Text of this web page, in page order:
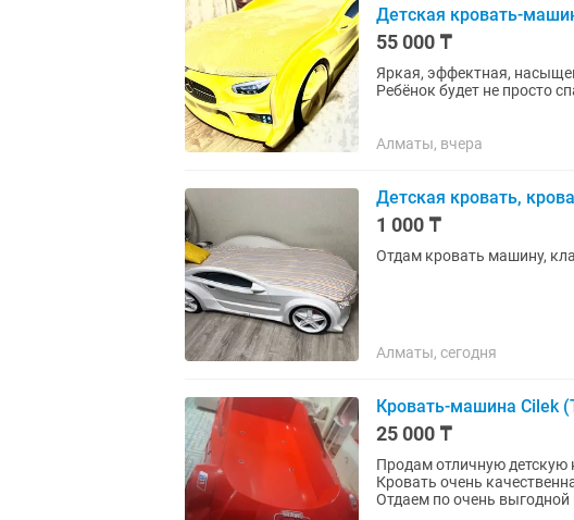
Детская кровать-
55 000 ₸
Яркая, эффектная,
Ребёнок будет не просто спать,
Алматы, вчера
Детская кровать,
1 000 ₸
Отдам кровать машину,
Алматы, сегодня
Кровать-машина Cilek
25 000 ₸
Продам отличную детскую
Кровать очень качественная и прочная. Покупали в
Отдаем по очень выгодной